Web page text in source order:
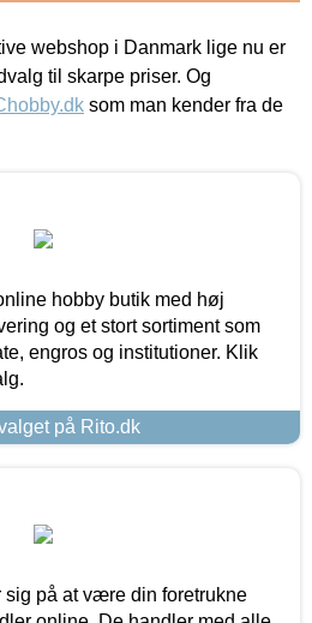
webshop i Danmark lige nu er
til skarpe priser. Og
som man kender fra de
hobby butik med høj
og et stort sortiment som
engros og institutioner. Klik
på Rito.dk
på at være din foretrukne